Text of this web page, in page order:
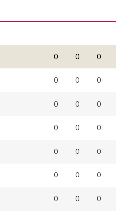
0 0 0
0 0 0
0 0 0
0 0 0
0 0 0
0 0 0
0 0 0